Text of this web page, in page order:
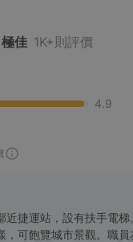
極佳 1K+則評價
4.9
近捷運站，設有扶手電
，可飽覽城市景觀。職員